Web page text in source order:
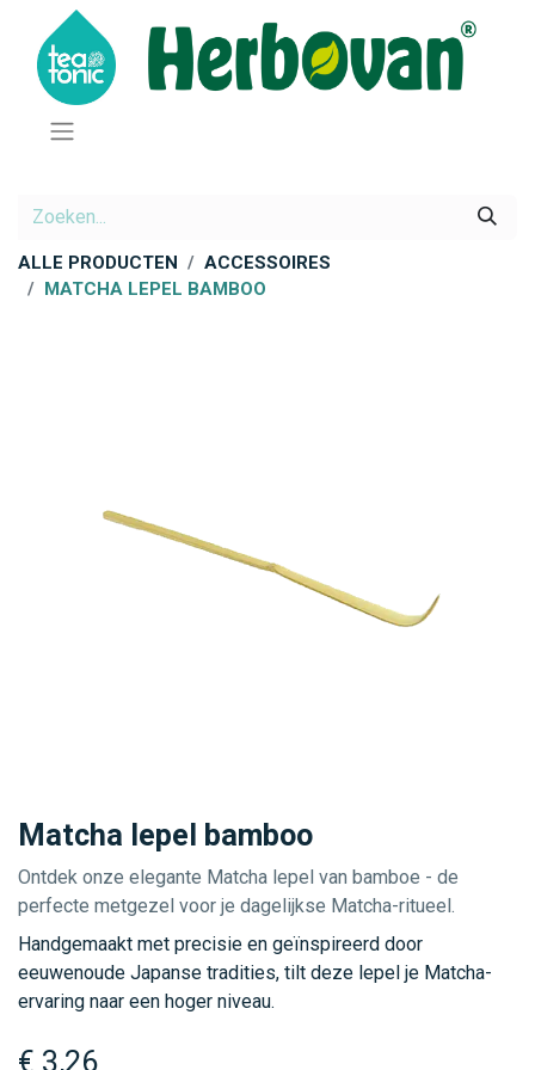
ALLE PRODUCTEN
ACCESSOIRES
MATCHA LEPEL BAMBOO
Matcha lepel bamboo
Ontdek onze elegante Matcha lepel van bamboe - de
perfecte metgezel voor je dagelijkse Matcha-ritueel.
Handgemaakt met precisie en geïnspireerd door
eeuwenoude Japanse tradities, tilt deze lepel je Matcha-
ervaring naar een hoger niveau.
€ 3,26